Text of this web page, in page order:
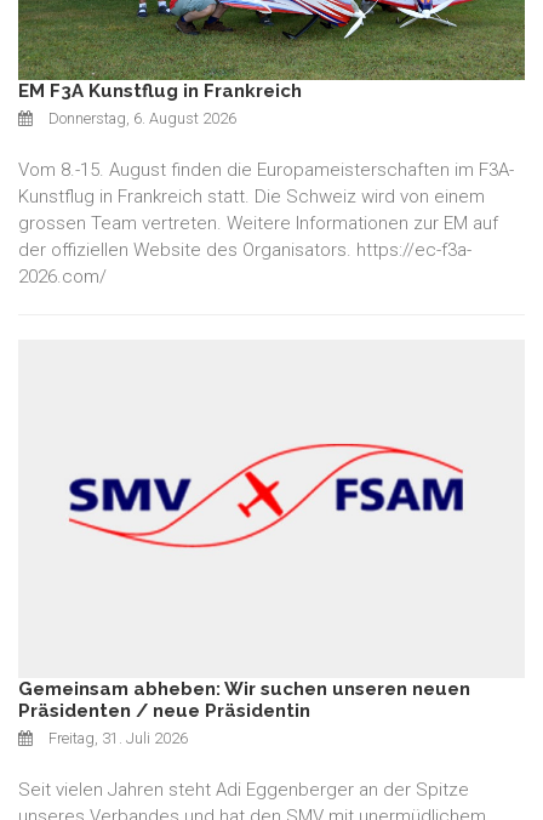
EM F3A Kunstflug in Frankreich
Donnerstag, 6. August 2026
Vom 8.-15. August finden die Europameisterschaften im F3A-
Kunstflug in Frankreich statt. Die Schweiz wird von einem
grossen Team vertreten. Weitere Informationen zur EM auf
der offiziellen Website des Organisators. https://ec-f3a-
2026.com/
Gemeinsam abheben: Wir suchen unseren neuen
Präsidenten / neue Präsidentin
Freitag, 31. Juli 2026
Seit vielen Jahren steht Adi Eggenberger an der Spitze